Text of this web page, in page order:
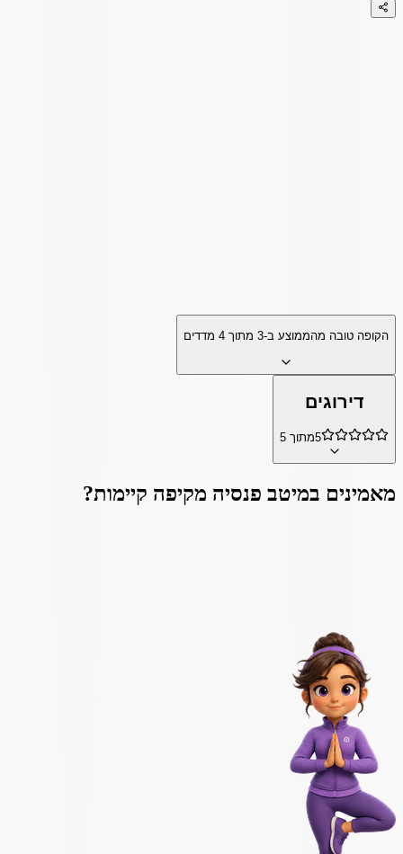
הקופה טובה מהממוצע ב-3 מתוך 4 מדדים
דירוגים
5מתוך 5
מאמינים במיטב פנסיה מקיפה קיימות?